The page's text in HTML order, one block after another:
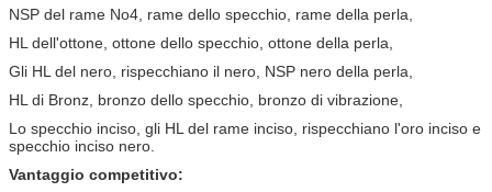
NSP del rame No4, rame dello specchio, rame della perla,
HL dell'ottone, ottone dello specchio, ottone della perla,
Gli HL del nero, rispecchiano il nero, NSP nero della perla,
HL di Bronz, bronzo dello specchio, bronzo di vibrazione,
Lo specchio inciso, gli HL del rame inciso, rispecchiano l'oro inciso e
specchio inciso nero.
Vantaggio competitivo: